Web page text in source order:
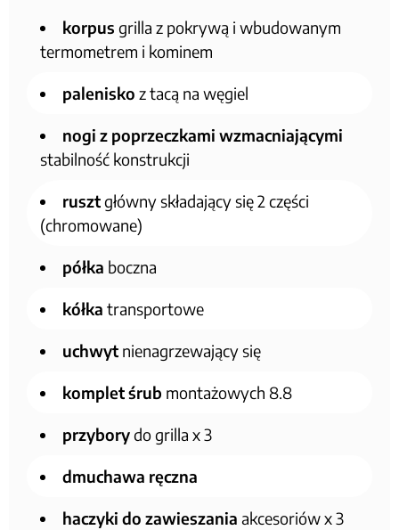
korpus grilla z pokrywą i wbudowanym
termometrem i kominem
palenisko z tacą na węgiel
nogi z poprzeczkami wzmacniającymi
stabilność konstrukcji
rusztgłówny składający się 2 części
(chromowane)
półka boczna
kółka transportowe
uchwyt nienagrzewający się
komplet śrub montażowych 8.8
przyborydo grilla x 3
dmuchawa ręczna
haczyki do zawieszania akcesoriów x 3